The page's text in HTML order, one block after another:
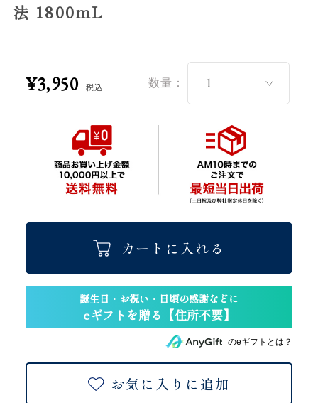
法 1800mL
¥3,950 税込 数量：
カートに入れる
のeギフトとは？
お気に入りに追加